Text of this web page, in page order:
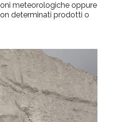
meteorologiche oppure
determinati prodotti o